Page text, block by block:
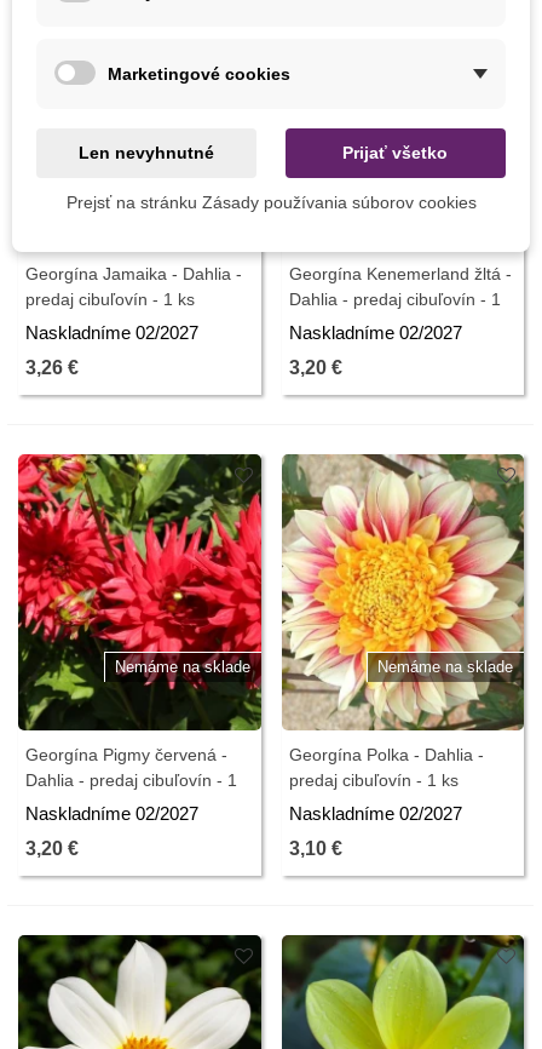
Georgína Jamaika - Dahlia -
predaj cibuľovín - 1 ks
Naskladníme 02/2027
3,26 €
Georgína Kenemerland žltá -
Dahlia - predaj cibuľovín - 1
ks
Naskladníme 02/2027
3,20 €
Nemáme na sklade
Georgína Pigmy červená -
Dahlia - predaj cibuľovín - 1
ks
Naskladníme 02/2027
3,20 €
Nemáme na sklade
Georgína Polka - Dahlia -
predaj cibuľovín - 1 ks
Naskladníme 02/2027
3,10 €
Marketingové cookies
Len nevyhnutné Prijať všetko
Prejsť na stránku Zásady používania súborov cookies